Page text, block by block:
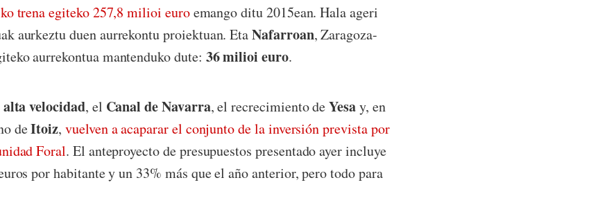
trena egiteko 257,8 milioi euroemango ditu 2015ean. Hala ageri
aurkeztu duen aurrekontu proiektuan. EtaNafarroan, Zaragoza-
aurrekontua mantenduko dute: 36 milioi euro.
velocidad, el Canal de Navarra, el recrecimiento deYesay, en
deItoiz, vuelven a acaparar el conjunto de la inversión prevista por
Foral. El anteproyecto de presupuestos presentado ayer incluye
por habitante y un 33% más que el año anterior, pero todo para